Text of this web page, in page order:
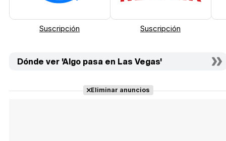
Suscripción Suscripción
Dónde ver 'Algo pasa en Las Vegas'
Eliminar anuncios